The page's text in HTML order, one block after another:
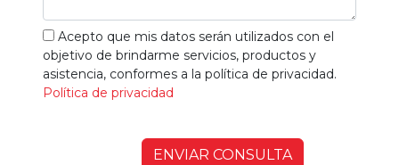
Acepto que mis datos serán utilizados con el
objetivo de brindarme servicios, productos y
asistencia, conformes a la política de privacidad.
Política de privacidad
ENVIAR CONSULTA